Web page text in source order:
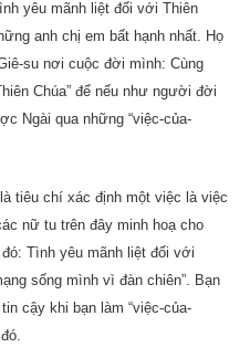
yêu mãnh liệt đối với Thiên
anh chị em bất hạnh nhất. Họ
su nơi cuộc đời mình: Cùng
Chúa” để nếu như người đời
Ngài qua những “việc-của-
tiêu chí xác định một việc là việc
nữ tu trên đây minh hoạ cho
Tình yêu mãnh liệt đối với
sống mình vì đàn chiên”. Bạn
cậy khi bạn làm “việc-của-